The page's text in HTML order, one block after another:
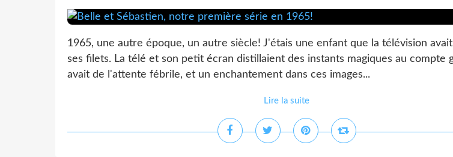
1965, une autre époque, un autre siècle! J'étais une enfant que la télévision
ses filets. La télé et son petit écran distillaient des instants magiques au compte
avait de l'attente fébrile, et un enchantement dans ces images...
Lire la suite